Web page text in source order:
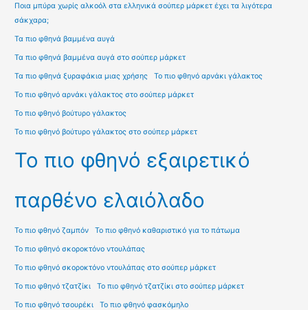
Ποια μπύρα χωρίς αλκοόλ στα ελληνικά σούπερ μάρκετ έχει τα λιγότερα
σάκχαρα;
Τα πιο φθηνά βαμμένα αυγά
Τα πιο φθηνά βαμμένα αυγά στο σούπερ μάρκετ
Τα πιο φθηνά ξυραφάκια μιας χρήσης Το πιο φθηνό αρνάκι γάλακτος
Το πιο φθηνό αρνάκι γάλακτος στο σούπερ μάρκετ
Το πιο φθηνό βούτυρο γάλακτος
Το πιο φθηνό βούτυρο γάλακτος στο σούπερ μάρκετ
Το πιο φθηνό εξαιρετικό
παρθένο ελαιόλαδο
Το πιο φθηνό ζαμπόν Το πιο φθηνό καθαριστικό για το πάτωμα
Το πιο φθηνό σκοροκτόνο ντουλάπας
Το πιο φθηνό σκοροκτόνο ντουλάπας στο σούπερ μάρκετ
Το πιο φθηνό τζατζίκι Το πιο φθηνό τζατζίκι στο σούπερ μάρκετ
Το πιο φθηνό τσουρέκι Το πιο φθηνό φασκόμηλο